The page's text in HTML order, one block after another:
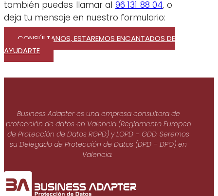
también puedes llamar al 96 131 88 04, o
deja tu mensaje en nuestro formulario:
CONSÚLTANOS, ESTAREMOS ENCANTADOS DE
AYUDARTE
Business Adapter es una empresa consultora de
protección de datos en Valencia (Reglamento Europeo
de Protección de Datos RGPD) y LOPD – GDD. Seremos
su Delegado de Protección de Datos (DPD – DPO) en
Valencia.